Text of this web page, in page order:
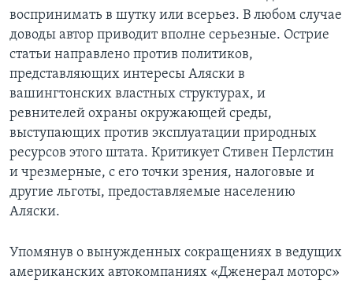
воспринимать в шутку или всерьез. В любом случае
доводы автор приводит вполне серьезные. Острие
статьи направлено против политиков,
представляющих интересы Аляски в
вашингтонских властных структурах, и
ревнителей охраны окружающей среды,
выступающих против эксплуатации природных
ресурсов этого штата. Критикует Стивен Перлстин
и чрезмерные, с его точки зрения, налоговые и
другие льготы, предоставляемыe населению
Аляски.
Упомянув о вынужденных сокращениях в ведущих
американских автокомпаниях «Дженерал моторс»